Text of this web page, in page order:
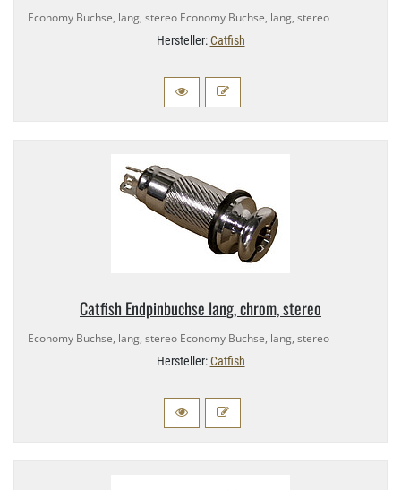
Economy Buchse, lang, stereo Economy Buchse, lang, stereo
Hersteller:Catfish
Catfish Endpinbuchse lang, chrom, stereo
Economy Buchse, lang, stereo Economy Buchse, lang, stereo
Hersteller:Catfish